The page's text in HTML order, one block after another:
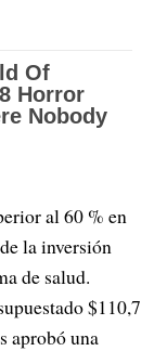
al 60 % en
la inversión
de salud.
$110,7
aprobó una